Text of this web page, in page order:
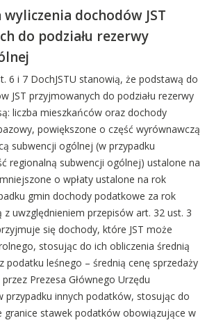
wyliczenia dochodów JST
do podziału rezerwy
6 i 7 DochJSTU stanowią, że podstawą do
JST przyjmowanych do podziału rezerwy
liczba mieszkańców oraz dochody
powiększone o część wyrównawczą
subwencji ogólnej (w przypadku
regionalną subwencji ogólnej) ustalone na
o wpłaty ustalone na rok
gmin dochody podatkowe za rok
z uwzględnieniem przepisów art. 32 ust. 3
się dochody, które JST może
stosując do ich obliczenia średnią
podatku leśnego – średnią cenę sprzedaży
Prezesa Głównego Urzędu
przypadku innych podatków, stosując do
granice stawek podatków obowiązujące w